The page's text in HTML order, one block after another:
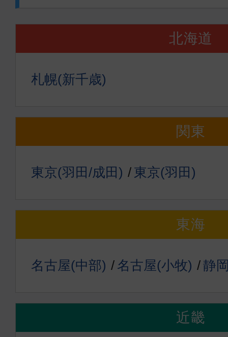
北海道
札幌(新千歳)
関東
東京(羽田/成田) 東京(羽田)
東海
名古屋(中部) 名古屋(小牧) 静
近畿